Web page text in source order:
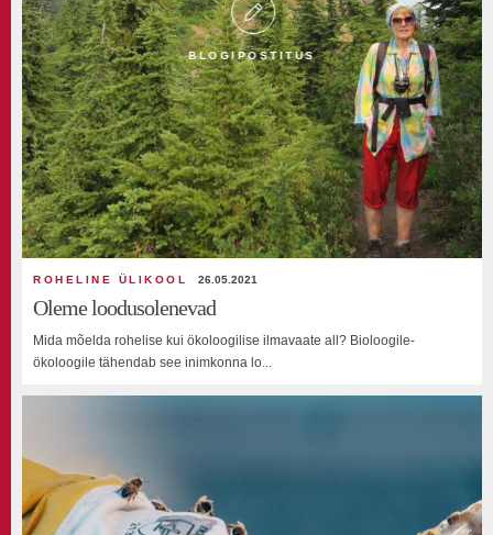
BLOGIPOSTITUS
ROHELINE ÜLIKOOL 26.05.2021
Oleme loodusolenevad
Mida mõelda rohelise kui ökoloogilise ilmavaate all? Bioloogile-
ökoloogile tähendab see inimkonna lo...